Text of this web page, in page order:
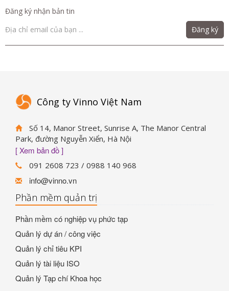
Đăng ký nhận bản tin
Đăng ký
Công ty Vinno Việt Nam
Số 14, Manor Street, Sunrise A, The Manor Central
Park, đường Nguyễn Xiển, Hà Nội
[ Xem bản đồ ]
091 2608 723 / 0988 140 968
info@vinno.vn
Phần mềm quản trị
Phần mềm có nghiệp vụ phức tạp
Quản lý dự án / công việc
Quản lý chỉ tiêu KPI
Quản lý tài liệu ISO
Quản lý Tạp chí Khoa học